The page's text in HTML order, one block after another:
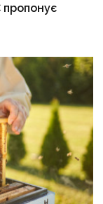
пропонує